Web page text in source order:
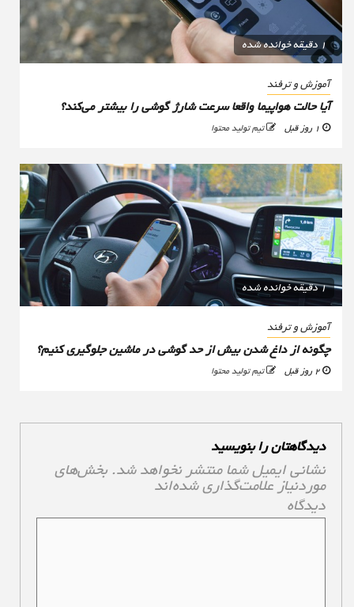
1 دقیقه خوانده شده
آموزش و ترفند
آیا حالت هواپیما واقعا سرعت شارژ گوشی را بیشتر می‌کند؟
تیم تولید محتوا
1 دقیقه خوانده شده
آموزش و ترفند
چگونه از داغ شدن بیش از حد گوشی در ماشین جلوگیری کنیم؟
تیم تولید محتوا
دیدگاهتان را بنویسید
نشانی ایمیل شما منتشر نخواهد شد.بخش‌های
موردنیاز علامت‌گذاری شده‌اند*
دیدگاه*